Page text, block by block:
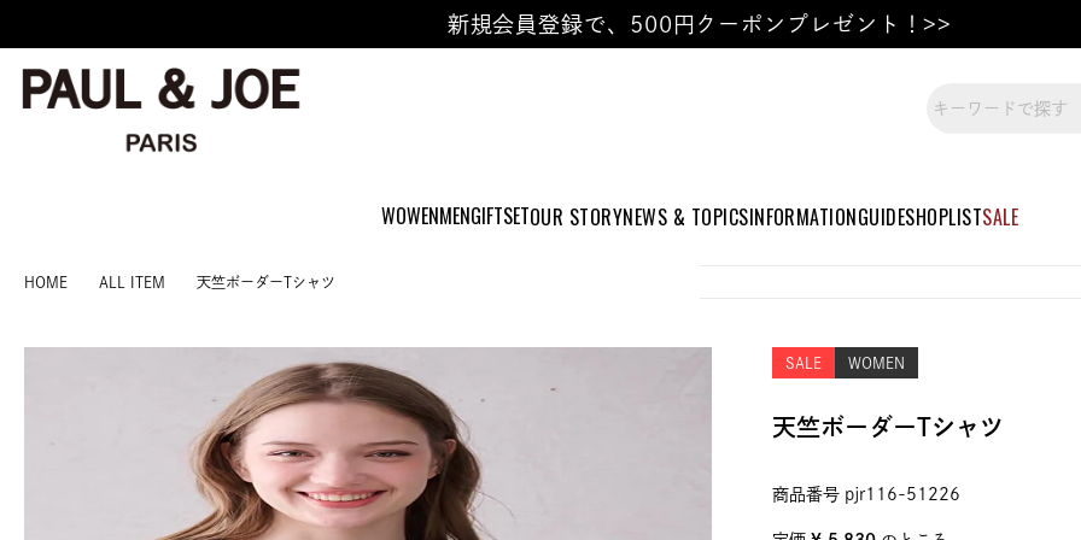
WOWENMENGIFTSETOUR STORYNEWS & TOPICSINFORMATIONGUIDESHOPLISTSALE
新規会員登録で、500円クーポンプレゼント！>>
HOME ALL ITEM 天竺ボーダーTシャツ
SALE WOMEN
天竺ボーダーTシャツ
商品番号 pjr116-51226